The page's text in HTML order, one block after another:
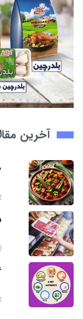
آخرین
5 دلیل
6 مواد